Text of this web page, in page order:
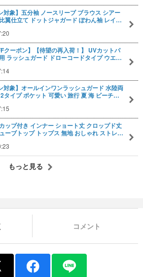
対象】五分袖 ノースリーブ ブラウス シアー
翼仕立て ドットジャガード ぽわん袖 レイ…
クーポン】【待望の再入荷！】 UVカットパ
ラッシュガード ドローコードタイプ ウエ…
対象】オールインワンラッシュガード 水陸両
タイプ ポケット 可愛い 旅行 夏 海 ビーチ…
ップ付き インナー ショート丈 クロップド丈
ーブトップ トップス 無地 おしゃれ ストレ…
もっと見る
コメント